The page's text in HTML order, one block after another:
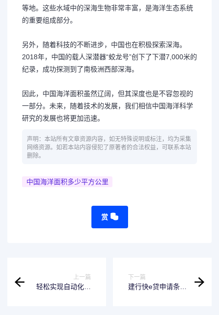
等地。这些水域中的深海生物非常丰富，是海洋生态系统
的重要组成部分。
另外，随着科技的不断进步，中国也在积极探索深海。
2018年，中国的载人深潜器“蛟龙号”创下了下潜7,000米的
纪录，成功探测到了南极洲西部深海。
因此，中国海洋面积虽然辽阔，但其深度也是不容忽视的
一部分。未来，随着技术的发展，我们相信中国海洋科学
研究的发展也将更加迅速。
声明：本站所有文章资源内容，如无特殊说明或标注，均为采集
网络资源。如若本站内容侵犯了原著者的合法权益，可联系本站
删除。
中国海洋面积多少平方公里
赏
上一篇
轻松实现自动化控
下一篇
建行快e贷申请条